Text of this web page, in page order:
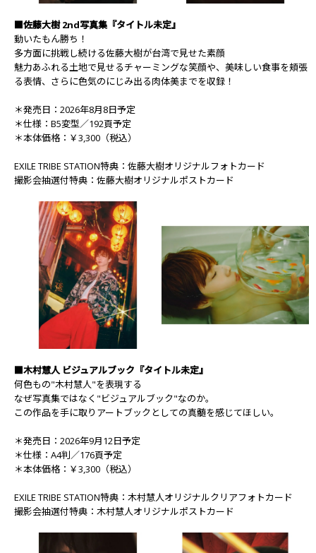
■佐藤大樹 2nd写真集『タイトル未定』
動いたもん勝ち！
多方面に挑戦し続ける佐藤大樹が台湾で見せた素顔
魅力あふれる土地で見せるチャーミングな笑顔や、美味しい食事を頬張
る表情、さらに色気のにじみ出る肉体美までを収録！
＊発売日：2026年8月8日予定
＊仕様：B5変型／192頁予定
＊本体価格：￥3,300（税込）
EXILE TRIBE STATION特典：佐藤大樹オリジナルフォトカード
撮影会抽選付特典：佐藤大樹オリジナルポストカード
■木村慧人 ビジュアルブック『タイトル未定』
何色もの"木村慧人"を表現する
なぜ写真集ではなく"ビジュアルブック"なのか――。
この作品を手に取りアートブックとしての真髄を感じてほしい。
＊発売日：2026年9月12日予定
＊仕様：A4判／176頁予定
＊本体価格：￥3,300（税込）
EXILE TRIBE STATION特典：木村慧人オリジナルクリアフォトカード
撮影会抽選付特典：木村慧人オリジナルポストカード